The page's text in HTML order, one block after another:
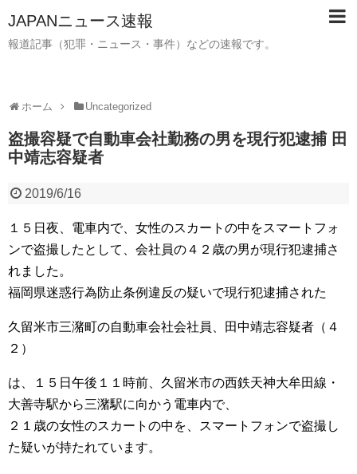
JAPANニュース速報
報道記事（犯罪・ニュース・事件）などの速報です。
ホーム Uncategorized
盗撮容疑で自動車会社勤務の男を現行犯逮捕 田
中靖志容疑者
2019/6/16
１５日夜、電車内で、女性のスカートの中をスマートフォ
ンで盗撮したとして、会社員の４２歳の男が現行犯逮捕さ
れました。
福岡県迷惑行為防止条例違反の疑いで現行犯逮捕された
久留米市三潴町の自動車会社会社員、田中靖志容疑者（４
２）
は、１５日午後１１時前、久留米市の西鉄天神大牟田線・
大善寺駅から三潴駅に向かう電車内で、
２１歳の女性のスカートの中を、スマートフォンで盗撮し
た疑いが持たれています。